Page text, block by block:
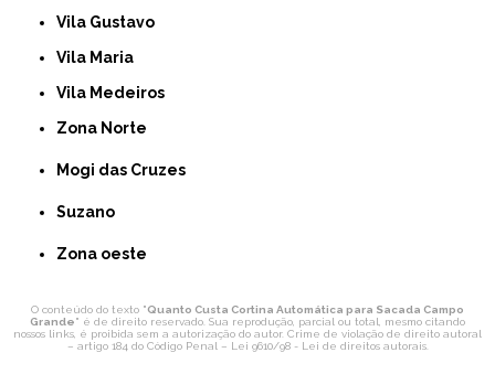
Vila Gustavo
Vila Maria
Vila Medeiros
Zona Norte
Mogi das Cruzes
Suzano
Zona oeste
O conteúdo do texto "Quanto Custa Cortina Automática para Sacada Campo
Grande" é de direito reservado. Sua reprodução, parcial ou total, mesmo citando
nossos links, é proibida sem a autorização do autor. Crime de violação de direito autoral
– artigo 184 do Código Penal – Lei 9610/98 - Lei de direitos autorais.